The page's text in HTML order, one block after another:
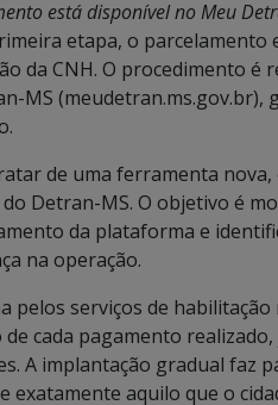
está disponível no Meu
etapa, o parcelamento
da CNH. O procedimento
MS
de uma ferramenta
do Detran-MS. O objetivo é
da plataforma e
na operação.
pelos serviços de
cada pagamento
A implantação gradual faz
exatamente aquilo que o